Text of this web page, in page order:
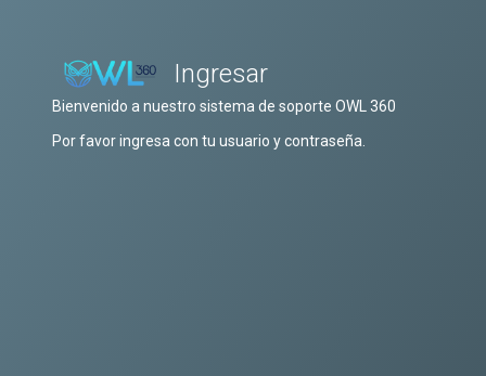
Ingresar
Bienvenido a nuestro sistema de soporte OWL 360
Por favor ingresa con tu usuario y contraseña.